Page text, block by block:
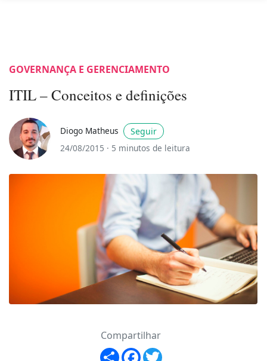
GOVERNANÇA E GERENCIAMENTO
ITIL – Conceitos e definições
Diogo Matheus
Seguir
24/08/2015 · 5 minutos de leitura
Compartilhar
Share Facebook